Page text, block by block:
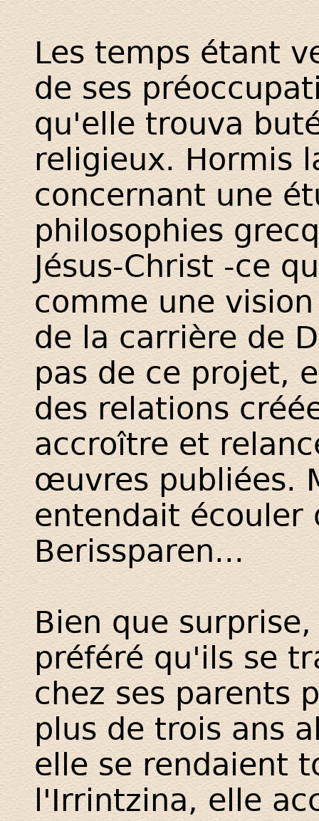
Les temps étant
de ses
qu'elle trouva
religieux. Hormis
concernant une
philosophies
Jésus-Christ -ce
comme une
de la carrière de
pas de ce projet,
des relations
accroître et
œuvres publiées.
entendait écouler
Berissparen...
Bien que
préféré qu'ils se
chez ses parents
plus de trois ans
elle se rendaient
l'Irrintzina, elle